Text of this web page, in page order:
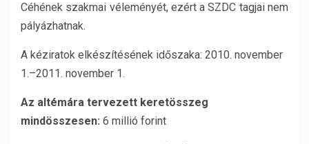
Céhének szakmai véleményét, ezért a SZDC tagjai nem
pályázhatnak.
A kéziratok elkészítésének időszaka: 2010. november
1.–2011. november 1.
Az altémára tervezett keretösszeg
mindösszesen: 6 millió forint